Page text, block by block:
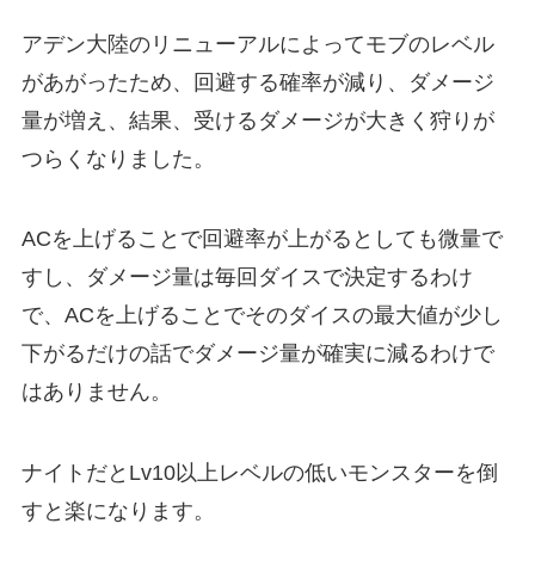
アデン大陸のリニューアルによってモブのレベル
があがったため、回避する確率が減り、ダメージ
量が増え、結果、受けるダメージが大きく狩りが
つらくなりました。
ACを上げることで回避率が上がるとしても微量で
すし、ダメージ量は毎回ダイスで決定するわけ
で、ACを上げることでそのダイスの最大値が少し
下がるだけの話でダメージ量が確実に減るわけで
はありません。
ナイトだとLv10以上レベルの低いモンスターを倒
すと楽になります。